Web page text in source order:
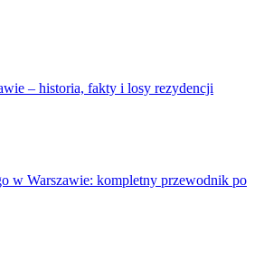
– historia, fakty i losy rezydencji
w Warszawie: kompletny przewodnik po